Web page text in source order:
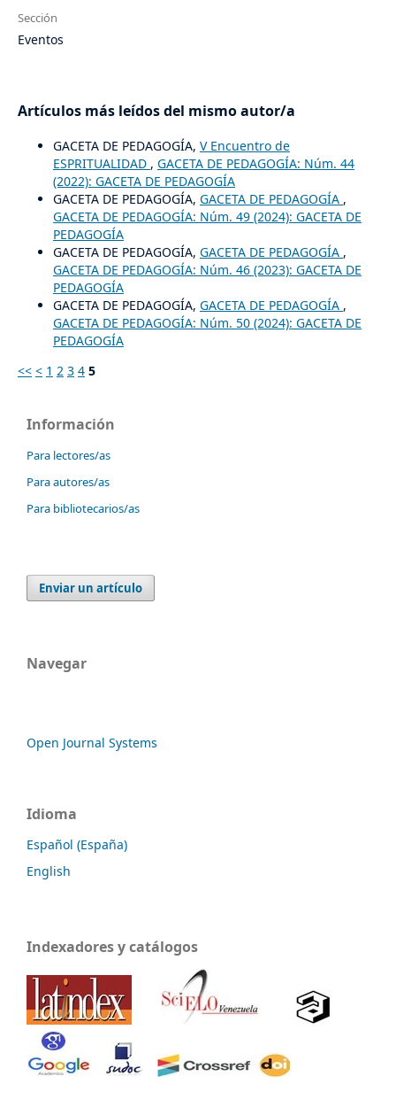
Sección
Eventos
Artículos más leídos del mismo autor/a
GACETA DE PEDAGOGÍA, V Encuentro de
ESPRITUALIDAD , GACETA DE PEDAGOGÍA: Núm. 44
(2022): GACETA DE PEDAGOGÍA
GACETA DE PEDAGOGÍA, GACETA DE PEDAGOGÍA ,
GACETA DE PEDAGOGÍA: Núm. 49 (2024): GACETA DE
PEDAGOGÍA
GACETA DE PEDAGOGÍA, GACETA DE PEDAGOGÍA ,
GACETA DE PEDAGOGÍA: Núm. 46 (2023): GACETA DE
PEDAGOGÍA
GACETA DE PEDAGOGÍA, GACETA DE PEDAGOGÍA ,
GACETA DE PEDAGOGÍA: Núm. 50 (2024): GACETA DE
PEDAGOGÍA
<< < 1 2 3 4 5
Información
Para lectores/as
Para autores/as
Para bibliotecarios/as
Enviar un artículo
Navegar
Open Journal Systems
Idioma
Español (España)
English
Indexadores y catálogos